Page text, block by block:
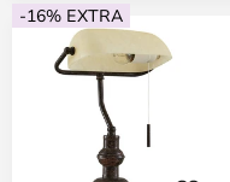
-16% EXTRA